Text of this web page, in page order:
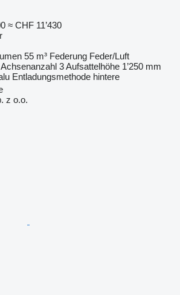
≈ CHF 11’430
55 m³ Federung Feder/Luft
Achsenanzahl 3Aufsattelhöhe 1’250 mm
Entladungsmethode hintere
z o.o.